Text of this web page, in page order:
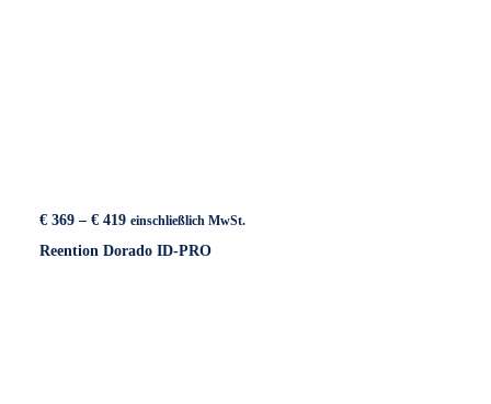
€ 369 – € 419Preisspanne:
bis
einschließlich MwSt.
Reention Dorado ID-PRO